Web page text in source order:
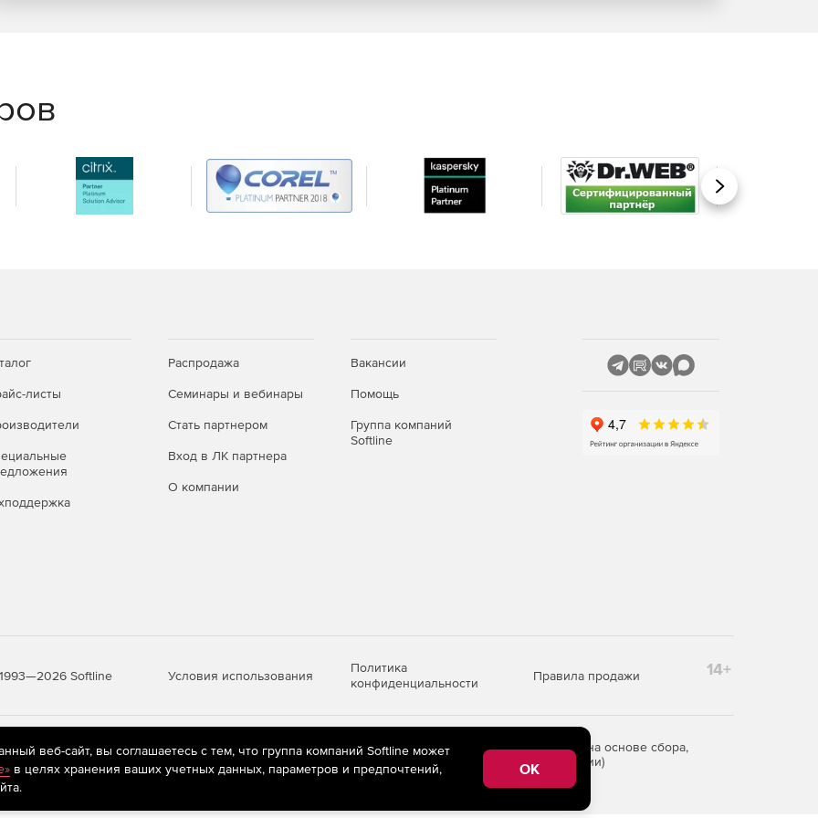
и гололедных, с поддержкой удобного
Вперед
листы
Распродажа
Семинары и вебинары
Стать партнером
Вход в ЛК партнера
О компании
Вакансии
Помощь
Группа компаний
Softline
Softline Условия использования
Политика
конфиденциальности
Правила продажи 14+
рекомендательные технологии(информационные технологии предоставления информации на основе сбора,
пользователей сети «Интернет», находящихся на территории Российской Федерации)
веб-сайт, вы соглашаетесь с тем, что группа компаний Softline может
в целях хранения ваших учетных данных, параметров и предпочтений,
OK